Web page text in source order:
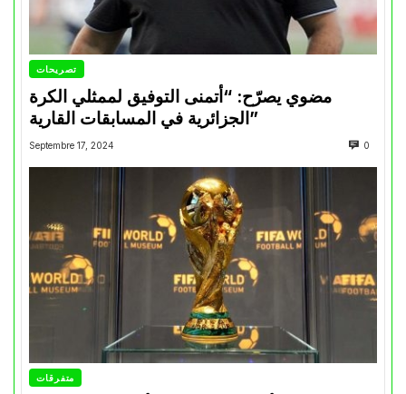
تصريحات
مضوي يصرّح: “أتمنى التوفيق لممثلي الكرة
الجزائرية في المسابقات القارية”
Septembre 17, 2024 0
متفرقات